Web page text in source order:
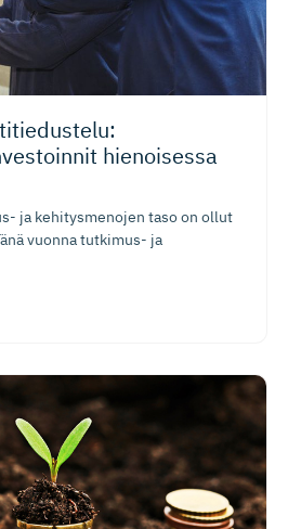
hienoisessa
ja kehitysmenojen taso on ollut
vuonna tutkimus- ja